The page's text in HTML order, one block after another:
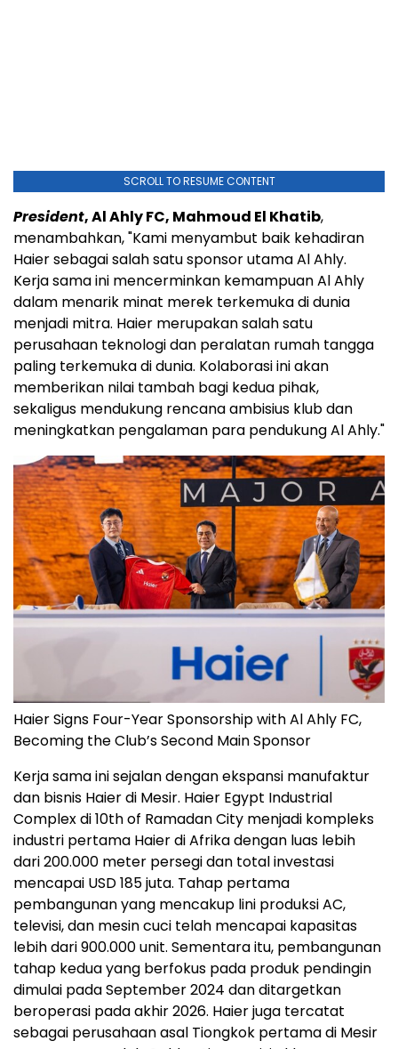
SCROLL TO RESUME CONTENT
President, Al Ahly FC, Mahmoud El Khatib,
menambahkan, "Kami menyambut baik kehadiran
Haier sebagai salah satu sponsor utama Al Ahly.
Kerja sama ini mencerminkan kemampuan Al Ahly
dalam menarik minat merek terkemuka di dunia
menjadi mitra. Haier merupakan salah satu
perusahaan teknologi dan peralatan rumah tangga
paling terkemuka di dunia. Kolaborasi ini akan
memberikan nilai tambah bagi kedua pihak,
sekaligus mendukung rencana ambisius klub dan
meningkatkan pengalaman para pendukung Al Ahly."
Haier Signs Four-Year Sponsorship with Al Ahly FC,
Becoming the Club’s Second Main Sponsor
Kerja sama ini sejalan dengan ekspansi manufaktur
dan bisnis Haier di Mesir. Haier Egypt Industrial
Complex di 10th of Ramadan City menjadi kompleks
industri pertama Haier di Afrika dengan luas lebih
dari 200.000 meter persegi dan total investasi
mencapai USD 185 juta. Tahap pertama
pembangunan yang mencakup lini produksi AC,
televisi, dan mesin cuci telah mencapai kapasitas
lebih dari 900.000 unit. Sementara itu, pembangunan
tahap kedua yang berfokus pada produk pendingin
dimulai pada September 2024 dan ditargetkan
beroperasi pada akhir 2026. Haier juga tercatat
sebagai perusahaan asal Tiongkok pertama di Mesir